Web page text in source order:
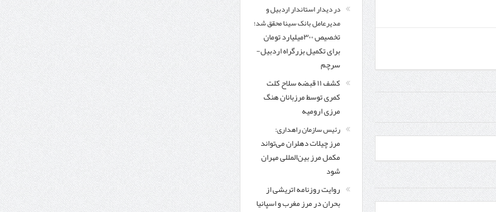
در دیدار استاندار اردبیل و
مدیرعامل بانک سینا محقق شد؛
تخصیص ۳۰۰میلیارد تومان
برای تکمیل بزرگراه اردبیل-
سرچم
کشف ۱۱ قبضه سلاح کلت
کمری توسط مرزبانان هنگ
مرزی ارومیه
رئیس سازمان راهداری:
مرز چیلات دهلران می‌تواند
مکمل مرز بین‌المللی مهران
شود
روایت روزنامه اتریشی از
بحران در مرز مغرب و اسپانیا